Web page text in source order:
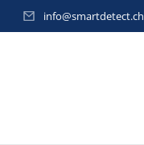
info@smartdetect.ch